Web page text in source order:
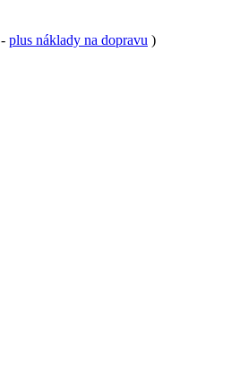
- plus náklady na dopravu )